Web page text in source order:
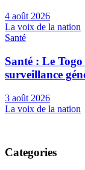
4 août 2026
La voix de la nation
Santé
Santé : Le
surveillance
3 août 2026
La voix de la nation
Categories